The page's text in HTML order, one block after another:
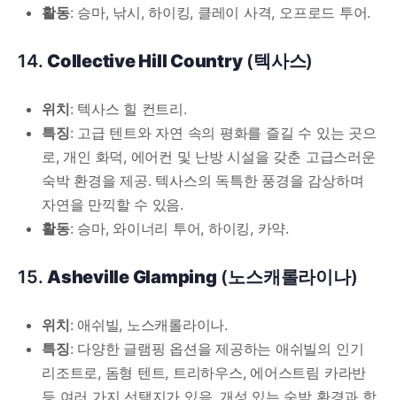
활동: 승마, 낚시, 하이킹, 클레이 사격, 오프로드 투어.
14. Collective Hill Country(텍사스)
위치: 텍사스 힐 컨트리.
특징: 고급 텐트와 자연 속의 평화를 즐길 수 있는 곳으
로, 개인 화덕, 에어컨 및 난방 시설을 갖춘 고급스러운
숙박 환경을 제공. 텍사스의 독특한 풍경을 감상하며
자연을 만끽할 수 있음.
활동: 승마, 와이너리 투어, 하이킹, 카약.
15.Asheville Glamping (노스캐롤라이나)
위치: 애쉬빌, 노스캐롤라이나.
특징: 다양한 글램핑 옵션을 제공하는 애쉬빌의 인기
리조트로, 돔형 텐트, 트리하우스, 에어스트림 카라반
등 여러 가지 선택지가 있음. 개성 있는 숙박 환경과 함